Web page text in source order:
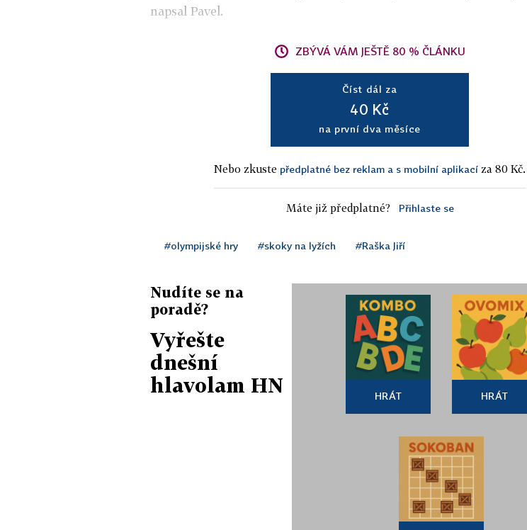
napsal Pavel.
ZBÝVÁ VÁM JEŠTĚ 80 % ČLÁNKU
Číst dál za
40 Kč
na první dva měsíce
Nebo zkuste předplatné bez reklam a s mobilní aplikací za 80 Kč.
Máte již předplatné? Přihlaste se
#olympijské hry #skoky na lyžích #Raška Jiří
Nudíte se na
poradě?
Vyřešte
dnešní
hlavolam HN
HRÁT HRÁT